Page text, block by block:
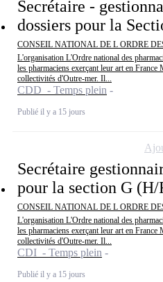
Secrétaire -
dossiers pour la
CONSEIL NATIONAL DE L ORDRE
L'organisation L'Ordre national des
les pharmaciens exerçant leur art en France
collectivités d'Outre-mer. Il...
CDD - Temps plein
Publié il y a 15 jours
Secrétaire
pour la section G (H/
CONSEIL NATIONAL DE L ORDRE
L'organisation L'Ordre national des
les pharmaciens exerçant leur art en France
collectivités d'Outre-mer. Il...
CDI - Temps plein
Publié il y a 15 jours